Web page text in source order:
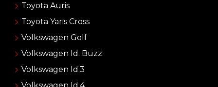
Toyota Auris
Toyota Yaris Cross
Volkswagen Golf
Volkswagen Id. Buzz
Volkswagen Id.3